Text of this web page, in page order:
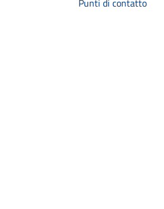
Punti di contatto